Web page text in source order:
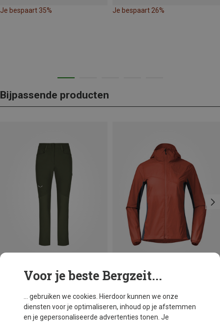
Je bespaart 35% Je bespaart 26%
Bijpassende producten
Je bespaart 32% Je bespaart 75%
Voor je beste Bergzeit...
... gebruiken we cookies. Hierdoor kunnen we onze
diensten voor je optimaliseren, inhoud op je afstemmen
en je gepersonaliseerde advertenties tonen. Je